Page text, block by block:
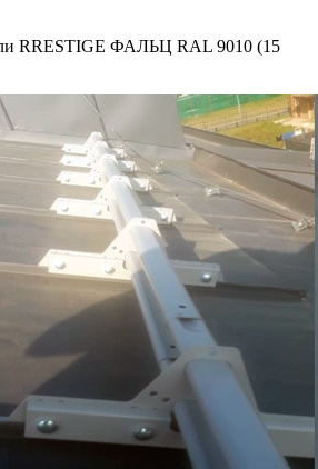
RRESTIGE ФАЛЬЦ RAL 9010 (15